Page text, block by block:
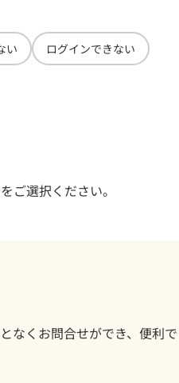
い ログインできない
ご選択ください。
なくお問合せができ、便利で